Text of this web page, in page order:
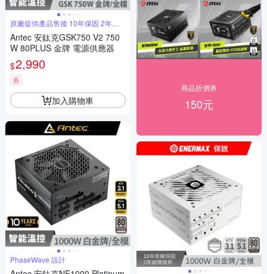
原廠提供產品售後 10年保固 2年快
換
Antec 安鈦克GSK750 V2 750
W 80PLUS 金牌 電源供應器
$2,990
券
加入購物車
PhaseWave 設計
商品折價券
150元